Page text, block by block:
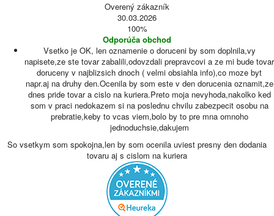
Overený zákazník
30.03.2026
100%
Odporúča obchod
Vsetko je OK, len oznamenie o doruceni by som doplnila,vy
napisete,ze ste tovar zabalili,odovzdali prepravcovi a ze mi bude tovar
doruceny v najblizsich dnoch ( velmi obsiahla info),co moze byt
napr.aj na druhy den.Ocenila by som este v den dorucenia oznamit,ze
dnes pride tovar a cislo na kuriera.Preto moja nevyhoda,nakolko ked
som v praci nedokazem si na poslednu chvilu zabezpecit osobu na
prebratie,keby to vcas viem,bolo by to pre mna omnoho
jednoduchsie,dakujem
So vsetkym som spokojna,len by som ocenila uviest presny den dodania
tovaru aj s cislom na kuriera